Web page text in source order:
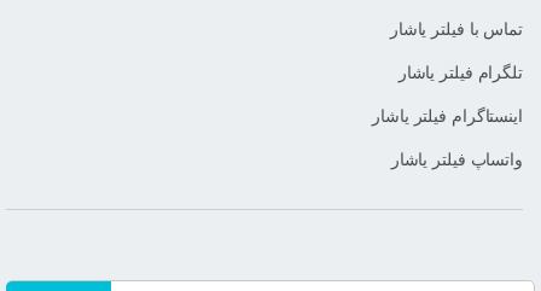
تماس با فیلتر یاشار
تلگرام فیلتر یاشار
اینستاگرام فیلتر یاشار
واتساپ فیلتر یاشار